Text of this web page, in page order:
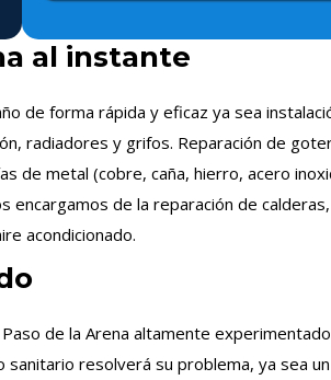
al instante
de forma rápida y eficaz ya sea
radiadores y grifos. Reparación de
de metal (cobre, caña, hierro, acero
encargamos de la reparación de
acondicionado.
de la Arena altamente
resolverá su problema, ya sea